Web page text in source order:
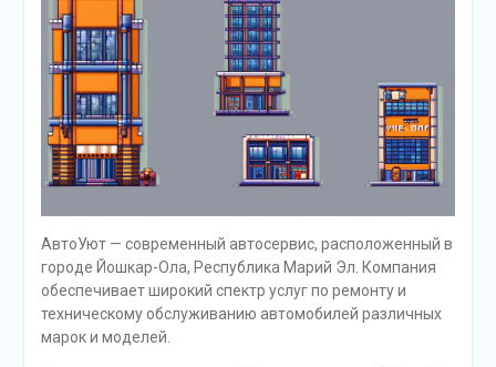
АвтоУют — современный автосервис, расположенный в
городе Йошкар-Ола, Республика Марий Эл. Компания
обеспечивает широкий спектр услуг по ремонту и
техническому обслуживанию автомобилей различных
марок и моделей.